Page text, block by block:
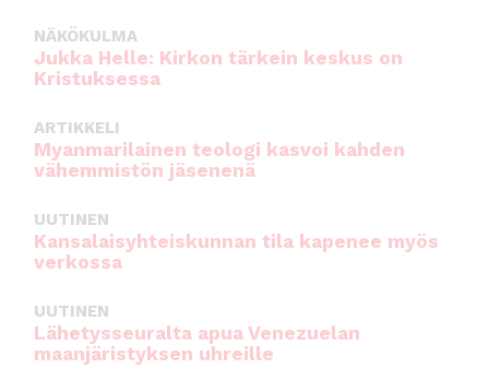
NÄKÖKULMA
Jukka Helle: Kirkon tärkein keskus on
Kristuksessa
ARTIKKELI
Myanmarilainen teologi kasvoi kahden
vähemmistön jäsenenä
UUTINEN
Kansalaisyhteiskunnan tila kapenee myös
verkossa
UUTINEN
Lähetysseuralta apua Venezuelan
maanjäristyksen uhreille